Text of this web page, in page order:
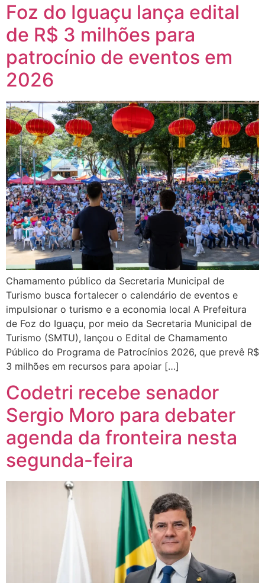
Foz do Iguaçu lança edital
de R$ 3 milhões para
patrocínio de eventos em
2026
Chamamento público da Secretaria Municipal de
Turismo busca fortalecer o calendário de eventos e
impulsionar o turismo e a economia local A Prefeitura
de Foz do Iguaçu, por meio da Secretaria Municipal de
Turismo (SMTU), lançou o Edital de Chamamento
Público do Programa de Patrocínios 2026, que prevê R$
3 milhões em recursos para apoiar […]
Codetri recebe senador
Sergio Moro para debater
agenda da fronteira nesta
segunda-feira